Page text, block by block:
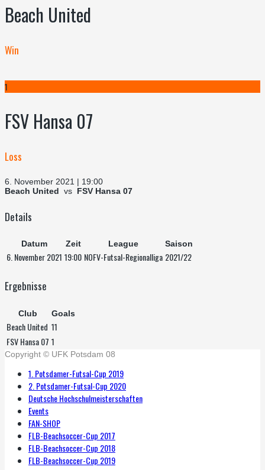
Beach United
Win
1
FSV Hansa 07
Loss
6. November 2021 | 19:00
Beach United vs FSV Hansa 07
Details
Datum Zeit League Saison
6. November 2021 19:00 NOFV-Futsal-Regionalliga 2021/22
Ergebnisse
Club Goals
Beach United 11
FSV Hansa 07 1
Copyright © UFK Potsdam 08
1. Potsdamer-Futsal-Cup 2019
2. Potsdamer-Futsal-Cup 2020
Deutsche Hochschulmeisterschaften
Events
FAN-SHOP
FLB-Beachsoccer-Cup 2017
FLB-Beachsoccer-Cup 2018
FLB-Beachsoccer-Cup 2019